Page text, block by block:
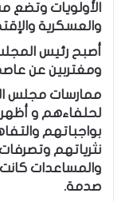
الأولويات وتضع
والعسكرية
أصبح رئيس
ومغتربين عن
ممارسات مجلس
لحلفاءهم و
بواجباتهم
نثرياتهم
والمساعدات كانت
صدمة.